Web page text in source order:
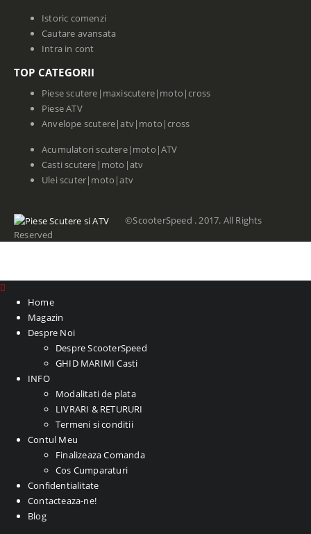
Istoric comenzi
Cautare avansata
Intra in cont
TOP CATEGORII
Piese scutere|maxiscutere|moto|cross
Piese ATV
Anvelope scutere|atv|moto|cross
Acumulatori scutere|moto|ATV
Casti scutere|moto|atv
Ulei scuter|moto|atv
©ScooterSpeed . 2017. All Rights
Reserved
Home
Magazin
Despre Noi
Despre ScooterSpeed
GHID MARIMI Casti
INFO
Modalitati de plata
LIVRARI & RETURURI
Termeni si conditii
Contul Meu
Finalizeaza Comanda
Cos Cumparaturi
Confidentialitate
Contacteaza-ne!
Blog